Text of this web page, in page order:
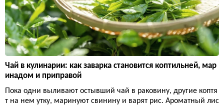
Чай в кулинарии: как заварка становится коптильней, мар
инадом и приправой
Пока одни выливают остывший чай в раковину, другие коптя
т на нем утку, маринуют свинину и варят рис. Ароматный лис